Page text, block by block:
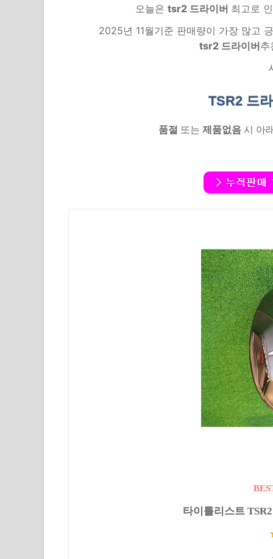
오늘은 tsr2 드라이버 최고로
2025년 11월기준 판매량이 가장 많고
tsr2 드라이버추
TSR2 드
품절 또는 제품없음시 아
타이틀리스트